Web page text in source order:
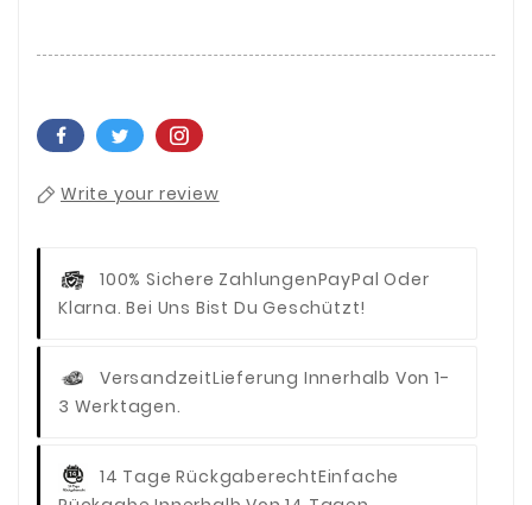
Write your review
100% Sichere ZahlungenPayPal Oder
Klarna. Bei Uns Bist Du Geschützt!
VersandzeitLieferung Innerhalb Von 1-
3 Werktagen.
14 Tage RückgaberechtEinfache